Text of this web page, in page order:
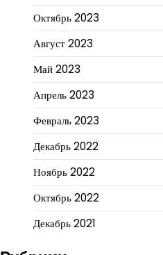
Октябрь 2023
Август 2023
Май 2023
Апрель 2023
Февраль 2023
Декабрь 2022
Ноябрь 2022
Октябрь 2022
Декабрь 2021